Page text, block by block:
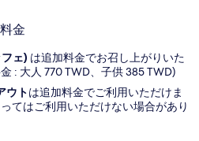
金
ェ) は追加料金でお召し上がりいた
: 大人 770 TWD、子供 385 TWD)
ウトは追加料金でご利用いただけま
てはご利用いただけない場合があり